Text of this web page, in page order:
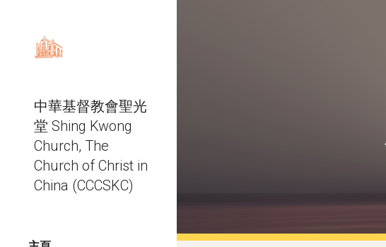
中華基督教會聖光
堂 Shing Kwong
Church, The
Church of Christ in
China (CCCSKC)